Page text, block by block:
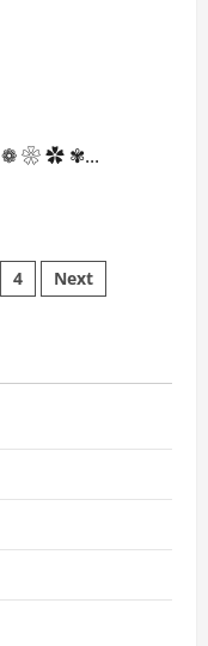
❁ ❀ ✿ ✾...
4 Next